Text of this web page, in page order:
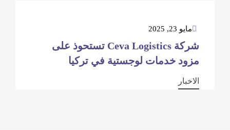
مايو 23, 2025
شركة Ceva Logistics تستحوذ على
مزود خدمات لوجستية في تركيا
الاخبار